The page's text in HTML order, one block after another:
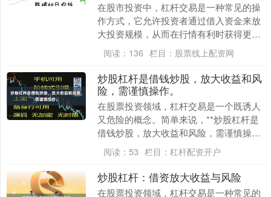
在股市投资中，杠杆交易是一种常见的操
作方式，它允许投资者通过借入资金来放
大投资规模，从而在行情有利时获得更高
收益。然而，这种看似诱人的“以小博大”
背后，隐藏着极....
阅读： 136 栏目： 股票线上配资网
炒股杠杆是借钱炒股，放大收益和风
险，需谨慎操作。
在股票投资领域，杠杆交易是一个既诱人
又危险的概念。简单来说，**炒股杠杆是
借钱炒股，放大收益和风险，需谨慎操作
**。这句话精准地概括了杠杆交易的本质
——它像一把....
阅读： 53 栏目： 杠杆配资开户
炒股杠杆：借资放大收益与风险
在股票投资领域，杠杆交易是一种常见的